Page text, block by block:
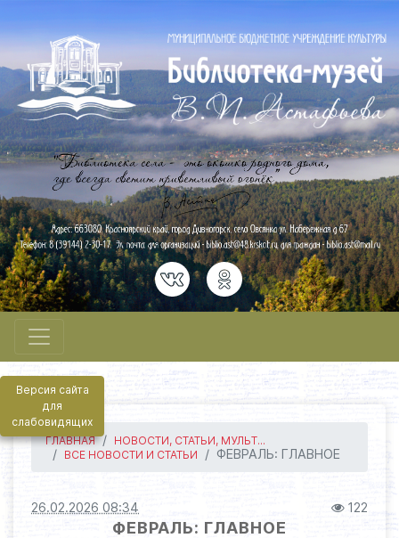
Версия сайта
для
слабовидящих
ГЛАВНАЯ
НОВОСТИ, СТАТЬИ, МУЛЬТ...
ВСЕ НОВОСТИ И СТАТЬИ
ФЕВРАЛЬ: ГЛАВНОЕ
26.02.2026 08:34 122
ФЕВРАЛЬ: ГЛАВНОЕ